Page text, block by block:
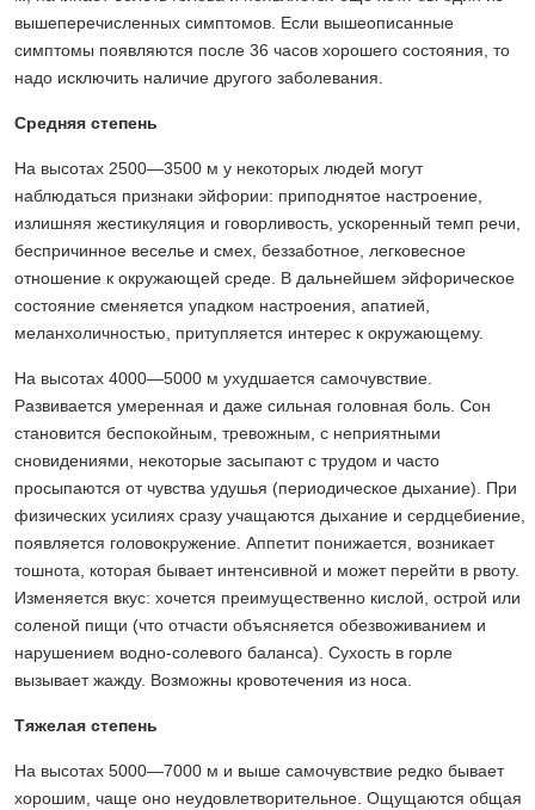
вышеперечисленных симптомов. Если вышеописанные
симптомы появляются после 36 часов хорошего состояния, то
надо исключить наличие другого заболевания.
Средняя степень
На высотах 2500—3500 м у некоторых людей могут
наблюдаться признаки эйфории: приподнятое настроение,
излишняя жестикуляция и говорливость, ускоренный темп речи,
беспричинное веселье и смех, беззаботное, легковесное
отношение к окружающей среде. В дальнейшем эйфорическое
состояние сменяется упадком настроения, апатией,
меланхоличностью, притупляется интерес к окружающему.
На высотах 4000—5000 м ухудшается самочувствие.
Развивается умеренная и даже сильная головная боль. Сон
становится беспокойным, тревожным, с неприятными
сновидениями, некоторые засыпают с трудом и часто
просыпаются от чувства удушья (периодическое дыхание). При
физических усилиях сразу учащаются дыхание и сердцебиение,
появляется головокружение. Аппетит понижается, возникает
тошнота, которая бывает интенсивной и может перейти в рвоту.
Изменяется вкус: хочется преимущественно кислой, острой или
соленой пищи (что отчасти объясняется обезвоживанием и
нарушением водно-солевого баланса). Сухость в горле
вызывает жажду. Возможны кровотечения из носа.
Тяжелая степень
На высотах 5000—7000 м и выше самочувствие редко бывает
хорошим, чаще оно неудовлетворительное. Ощущаются общая